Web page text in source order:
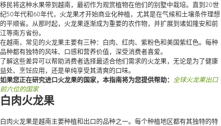
移民将这种水果带到越南，最初作为观赏植物在他们的别墅中栽培。直到20世
纪50年代和60年代，火龙果才开始商业化种植，尤其是在气候和土壤条件理想
的平顺省。从那时起，火龙果逐渐成为重要的农作物，并扩展到诸如隆安和前
江等南方省份。
在越南，常见的火龙果主要有三种：白肉、红肉、紫粉色和美国紫红色。每种
品种都有独特的风味、口感和营养价值，深受消费者喜爱。
了解这些差异可以帮助消费者选择最适合他们需求的火龙果，无论是为了健康
益处、烹饪应用，还是单纯享受其清爽的口味。
如果您正在研究进口火龙果的国家，本指南将为您提供帮助：
全球火龙果出口
前六位的国家
白肉火龙果
白肉火龙果是越南主要种植和出口的品种之一。每个种植地区都有其独特的特